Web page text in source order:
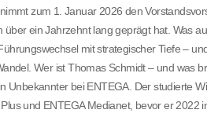
zum 1. Januar 2026 den
über ein Jahrzehnt lang geprägt hat. Was
mit strategischer Tiefe –
Wer ist Thomas Schmidt – und was
Unbekannter bei ENTEGA. Der studierte
und ENTEGA Medianet, bevor er 2022